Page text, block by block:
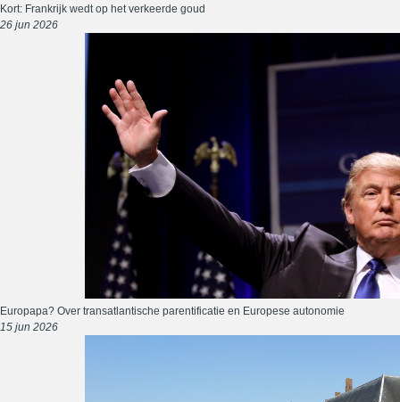
Kort: Frankrijk wedt op het verkeerde goud
26 jun 2026
Europapa? Over transatlantische parentificatie en Europese autonomie
15 jun 2026